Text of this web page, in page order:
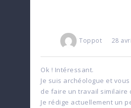
Toppot 28
Ok ! Intéressant.
Je suis archéologue et
de faire un travail similaire
Je rédige actuellement un